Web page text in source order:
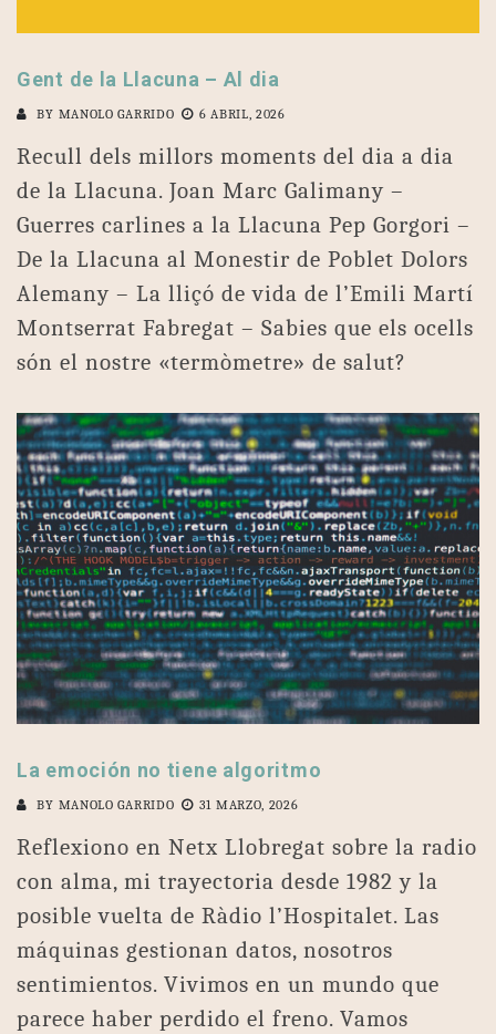
Gent de la Llacuna – Al dia
BY MANOLO GARRIDO 6 ABRIL, 2026
Recull dels millors moments del dia a dia
de la Llacuna. Joan Marc Galimany –
Guerres carlines a la Llacuna Pep Gorgori –
De la Llacuna al Monestir de Poblet Dolors
Alemany – La lliçó de vida de l’Emili Martí
Montserrat Fabregat – Sabies que els ocells
són el nostre «termòmetre» de salut?
La emoción no tiene algoritmo
BY MANOLO GARRIDO 31 MARZO, 2026
Reflexiono en Netx Llobregat sobre la radio
con alma, mi trayectoria desde 1982 y la
posible vuelta de Ràdio l’Hospitalet. Las
máquinas gestionan datos, nosotros
sentimientos. Vivimos en un mundo que
parece haber perdido el freno. Vamos